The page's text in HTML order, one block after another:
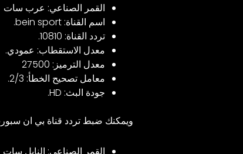
القمر الصناعي: عرب سات
اسم القناة: bein sport.
تردد القناة: 10810.
معدل الاستقطاب: عمودي.
معدل الترميز: 27500
معامل تصحيح الخطأ: 2/3.
جودة البث: HD.
ويمكنك ضبط تردد قناة بي ان
القمر الصناعي: النايل سات